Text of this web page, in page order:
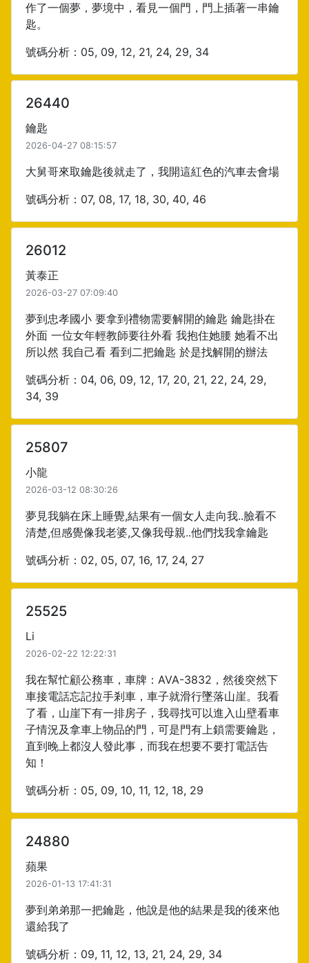
作了一個夢，夢境中，看見一個門，門上插著一串鑰
匙。
號碼分析：05, 09, 12, 21, 24, 29, 34
26440
鑰匙
2026-04-27 08:15:57
大舅哥來取鑰匙後就走了，我開這紅色的汽車去會場
號碼分析：07, 08, 17, 18, 30, 40, 46
26012
黃泰正
2026-03-27 07:09:40
夢到忠孝國小 要拿到禮物需要解開的鑰匙 鑰匙掛在
外面 一位女年輕教師要往外看 我抱住她腰 她看不出
所以然 我自己看 看到二把鑰匙 於是找解開的辦法
號碼分析：04, 06, 09, 12, 17, 20, 21, 22, 24, 29,
34, 39
25807
小龍
2026-03-12 08:30:26
夢見我躺在床上睡覺,結果有一個女人走向我..臉看不
清楚,但感覺像我老婆,又像我母親..他們找我拿鑰匙
號碼分析：02, 05, 07, 16, 17, 24, 27
25525
Li
2026-02-22 12:22:31
我在幫忙顧公務車，車牌：AVA-3832，然後突然下
車接電話忘記拉手剎車，車子就滑行墜落山崖。我看
了看，山崖下有一排房子，我尋找可以進入山壁看車
子情況及拿車上物品的門，可是門有上鎖需要鑰匙，
直到晚上都沒人發此事，而我在想要不要打電話告
知！
號碼分析：05, 09, 10, 11, 12, 18, 29
24880
蘋果
2026-01-13 17:41:31
夢到弟弟那一把鑰匙，他說是他的結果是我的後來他
還給我了
號碼分析：09, 11, 12, 13, 21, 24, 29, 34